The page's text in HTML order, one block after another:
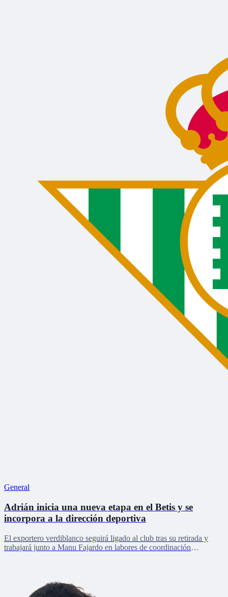
General
Adrián inicia una nueva etapa en el Betis y se
incorpora a la dirección deportiva
El exportero verdiblanco seguirá ligado al club tras su retirada y
trabajará junto a Manu Fajardo en labores de coordinación